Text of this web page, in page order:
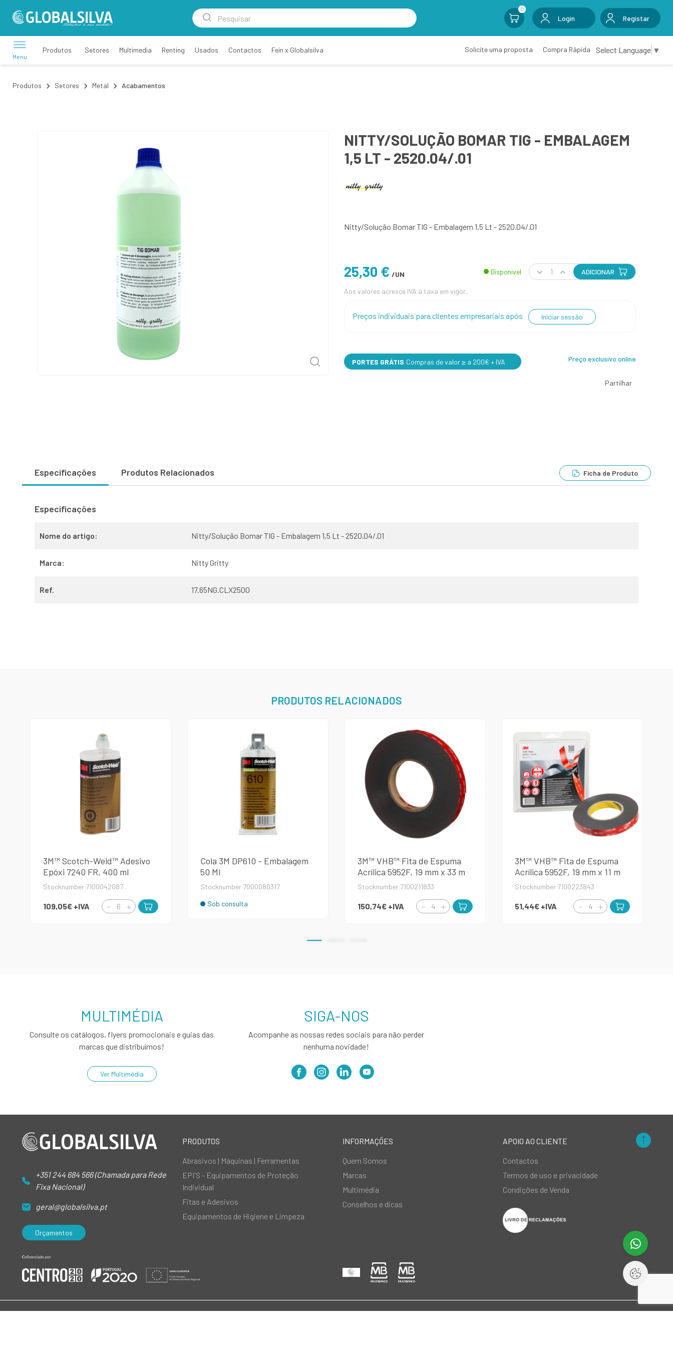
0
Login Registar
Menu
Produtos Setores Multimedia Renting Usados Contactos Fein x Globalsilva Solicite uma proposta Compra Rápida Select Language ▼
Produtos Setores Metal Acabamentos
NITTY/SOLUÇÃO BOMAR TIG - EMBALAGEM
1,5 LT - 2520.04/.01
Nitty/Solução Bomar TIG - Embalagem 1,5 Lt - 2520.04/.01
25,30 € /UN Disponível ADICIONAR
Aos valores acresce IVA à taxa em vigor.
Preços individuais para clientes empresariais após Iniciar sessão
PORTES GRÁTIS Compras de valor ≥ a 200€ + IVA Preço exclusivo online
Partilhar
Especificações Produtos Relacionados Ficha de Produto
Especificações
Nome do artigo: Nitty/Solução Bomar TIG - Embalagem 1,5 Lt - 2520.04/.01
Marca: Nitty Gritty
Ref. 17.65NG.CLX2500
PRODUTOS RELACIONADOS
3M™ Scotch-Weld™ Adesivo
Epóxi 7240 FR, 400 ml
Stocknumber 7100042087
109,05€ +IVA
Cola 3M DP610 - Embalagem
50 Ml
Stocknumber 7000080317
Sob consulta
3M™ VHB™ Fita de Espuma
Acrílica 5952F, 19 mm x 33 m
Stocknumber 7100211833
150,74€ +IVA
3M™ VHB™ Fita de Espuma
Acrílica 5952F, 19 mm x 11 m
Stocknumber 7100223843
51,44€ +IVA
MULTIMÉDIA
Consulte os catálogos, flyers promocionais e guias das
marcas que distribuímos!
Ver Multimédia
SIGA-NOS
Acompanhe as nossas redes sociais para não perder
nenhuma novidade!
+351 244 684 566 (Chamada para Rede
Fixa Nacional)
geral@globalsilva.pt
Orçamentos
PRODUTOS
Abrasivos | Máquinas | Ferramentas
EPI'S - Equipamentos de Proteção
Individual
Fitas e Adesivos
Equipamentos de Higiene e Limpeza
INFORMAÇÕES
Quem Somos
Marcas
Multimédia
Conselhos e dicas
APOIO AO CLIENTE
Contactos
Termos de uso e privacidade
Condições de Venda